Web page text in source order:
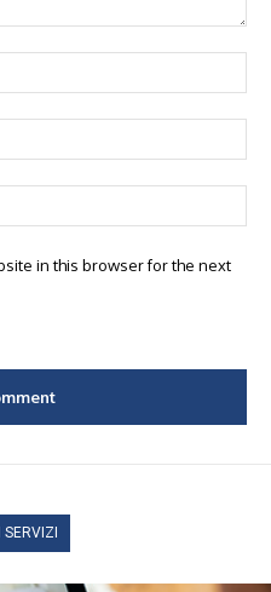
in this browser for the next
SERVIZI